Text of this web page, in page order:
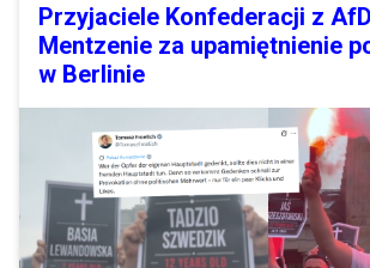
Przyjaciele Konfederacji z
Mentzenie za upamiętnienie
w Berlinie